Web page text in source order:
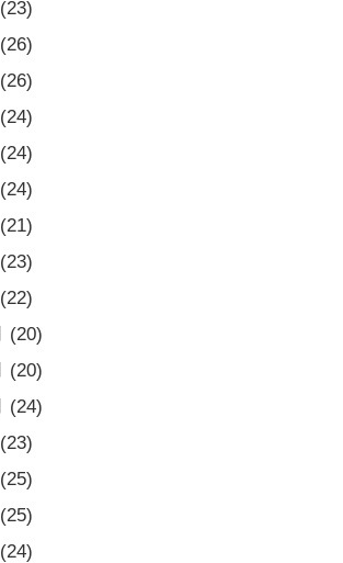
(23)
(26)
(26)
(24)
(24)
(24)
(21)
(23)
(22)
(20)
(20)
(24)
(23)
(25)
(25)
(24)